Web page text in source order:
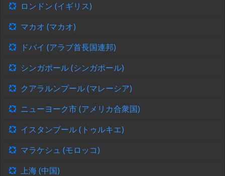
ロンドン (イギリス)
マカオ (マカオ)
ドバイ (アラブ首長国連邦)
シンガポール (シンガポール)
クアラルンプール (マレーシア)
ニューヨーク市 (アメリカ合衆国)
イスタンブール (トゥルキエ)
マラケシュ (モロッコ)
上海 (中国)